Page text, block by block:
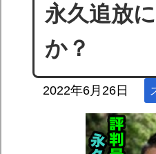
永久追放
か？
2022年6月26日